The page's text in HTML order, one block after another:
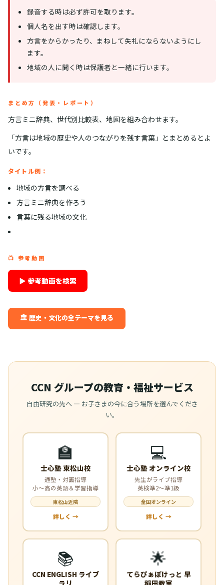
録音する時は必ず許可を取ります。
個人名を出す時は確認します。
方言をからかったり、まねして失礼にならないようにし
ます。
地域の人に聞く時は保護者と一緒に行います。
まとめ方（発表・レポート）
方言ミニ辞典、世代別比較表、地図を組み合わせます。
「方言は地域の歴史や人のつながりを残す言葉」とまとめるとよ
いです。
タイトル例：
地域の方言を調べる
方言ミニ辞典を作ろう
言葉に残る地域の文化
📺 参考動画
▶ 参考動画を検索
🏛️ 歴史・文化の全テーマを見る
CCN グループの教育・福祉サービス
自由研究の先へ — お子さまの今に合う場所を選んでくださ
い。
🏫
士心塾 東松山校
通塾・対面指導
小〜高の英語＆学習指導
東松山近隣
詳しく →
💻
士心塾 オンライン校
先生がライブ指導
英検準2〜準1級
全国オンライン
詳しく →
📚
CCN ENGLISH ライブ
🌟
てらぴぁぽけっと 早